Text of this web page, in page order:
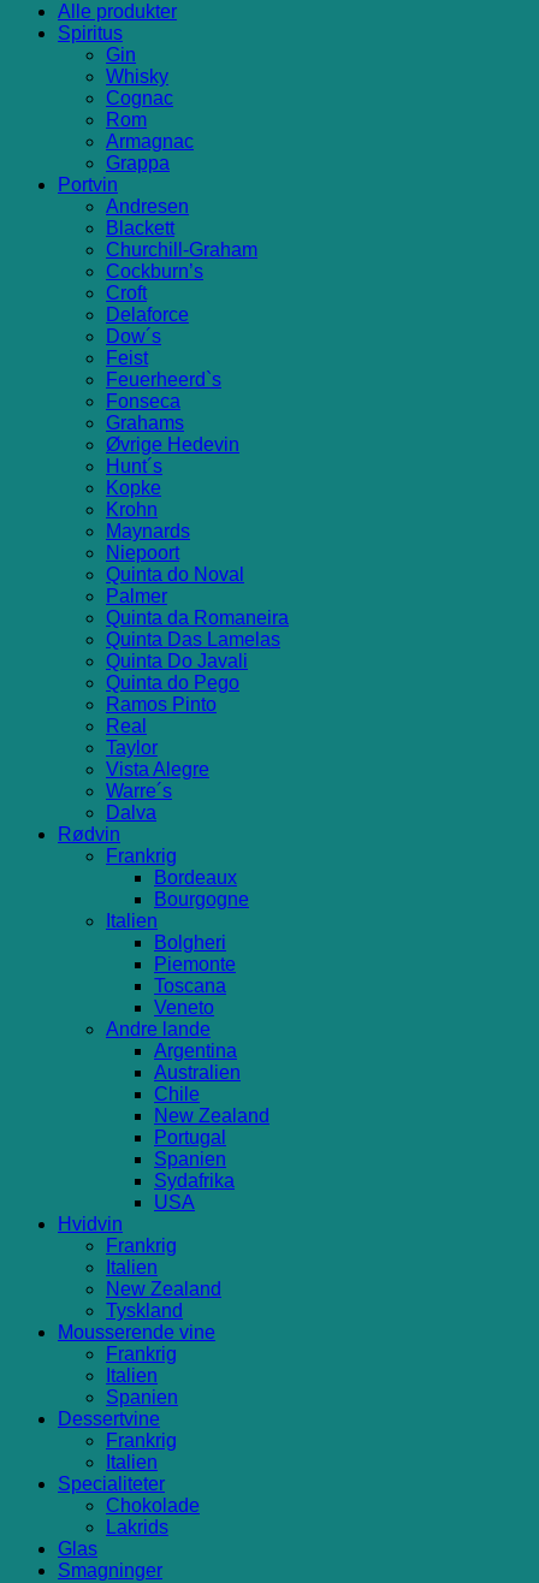
Alle produkter
Spiritus
Gin
Whisky
Cognac
Rom
Armagnac
Grappa
Portvin
Andresen
Blackett
Churchill-Graham
Cockburn’s
Croft
Delaforce
Dow´s
Feist
Feuerheerd`s
Fonseca
Grahams
Øvrige Hedevin
Hunt´s
Kopke
Krohn
Maynards
Niepoort
Quinta do Noval
Palmer
Quinta da Romaneira
Quinta Das Lamelas
Quinta Do Javali
Quinta do Pego
Ramos Pinto
Real
Taylor
Vista Alegre
Warre´s
Dalva
Rødvin
Frankrig
Bordeaux
Bourgogne
Italien
Bolgheri
Piemonte
Toscana
Veneto
Andre lande
Argentina
Australien
Chile
New Zealand
Portugal
Spanien
Sydafrika
USA
Hvidvin
Frankrig
Italien
New Zealand
Tyskland
Mousserende vine
Frankrig
Italien
Spanien
Dessertvine
Frankrig
Italien
Specialiteter
Chokolade
Lakrids
Glas
Smagninger